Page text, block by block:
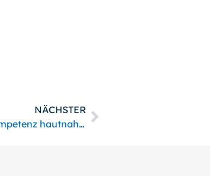
NÄCHSTER
Erfolgreiche Tectrion Hausmesse 2025: Industriekompetenz hautnah erlebt